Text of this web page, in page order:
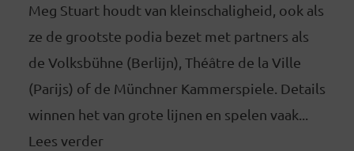
Meg Stuart houdt van kleinschaligheid, ook als
ze de grootste podia bezet met partners als
de Volksbühne (Berlijn), Théâtre de la Ville
(Parijs) of de Münchner Kammerspiele. Details
winnen het van grote lijnen en spelen vaak...
Lees verder